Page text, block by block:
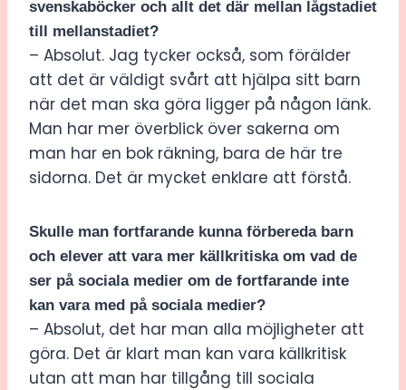
svenskaböcker och allt det där mellan lågstadiet
till mellanstadiet?
– Absolut. Jag tycker också, som förälder
att det är väldigt svårt att hjälpa sitt barn
när det man ska göra ligger på någon länk.
Man har mer överblick över sakerna om
man har en bok räkning, bara de här tre
sidorna. Det är mycket enklare att förstå.
Skulle man fortfarande kunna förbereda barn
och elever att vara mer källkritiska om vad de
ser på sociala medier om de fortfarande inte
kan vara med på sociala medier?
– Absolut, det har man alla möjligheter att
göra. Det är klart man kan vara källkritisk
utan att man har tillgång till sociala